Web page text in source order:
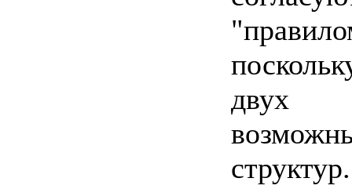
двух
структур.